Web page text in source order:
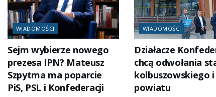
WIADOMOŚCI
Sejm wybierze nowego
prezesa IPN? Mateusz
Szpytma ma poparcie
PiS, PSL i Konfederacji
WIADOMOŚCI
Działacze
chcą odwołania
kolbuszowskiego
powiatu